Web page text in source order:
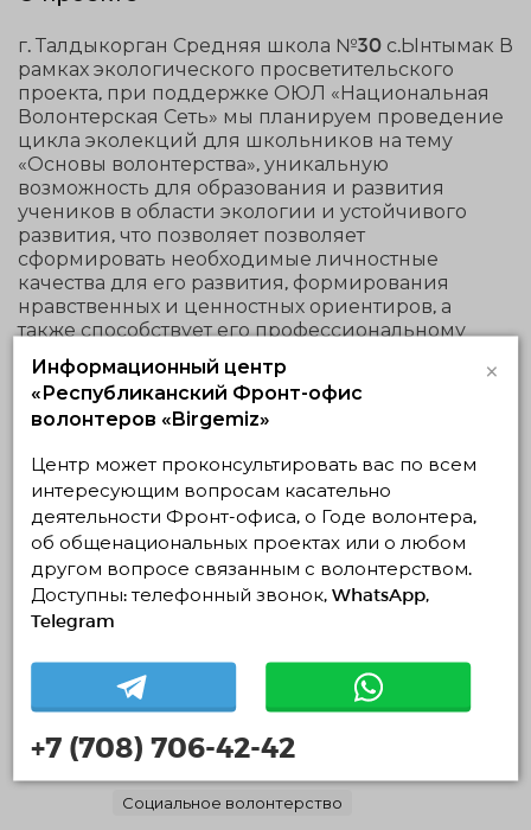
г. Талдыкорган Средняя школа №30 с.Ынтымак В
рамках экологического просветительского
проекта, при поддержке ОЮЛ «Национальная
Волонтерская Сеть» мы планируем проведение
цикла эколекций для школьников на тему
«Основы волонтерства», уникальную
возможность для образования и развития
учеников в области экологии и устойчивого
развития, что позволяет позволяет
сформировать необходимые личностные
качества для его развития, формирования
нравственных и ценностных ориентиров, а
также способствует его профессиональному
возможность быть вовлеченными в общество и
влиять на это общество соразмерно своим
силам. В ходе лекций учащиеся познакомятся с
примерами успешных инициатив и
возможностями личного участия.
Похожие проекты
25.07.2026 09:00
30.07.2026 — 09.08.2026, c 22:26 по 22:14
Инициативная группа "Спортивное Будущее"
Социальное волонтерство
Информационный центр
«Республиканский Фронт-офис
волонтеров «Birgemiz»
×
Центр может проконсультировать вас по всем
интересующим вопросам касательно
деятельности Фронт-офиса, о Годе волонтера,
об общенациональных проектах или о любом
другом вопросе связанным с волонтерством.
Доступны: телефонный звонок, WhatsApp,
Telegram
+7 (708) 706-42-42